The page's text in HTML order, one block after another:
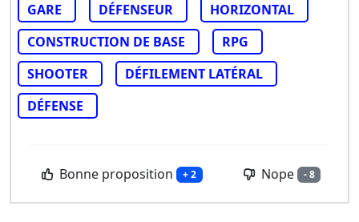
GARE
DÉFENSEUR
HORIZONTAL
CONSTRUCTION DE BASE
RPG
SHOOTER
DÉFILEMENT LATÉRAL
DÉFENSE
Bonne proposition + 2 Nope - 8